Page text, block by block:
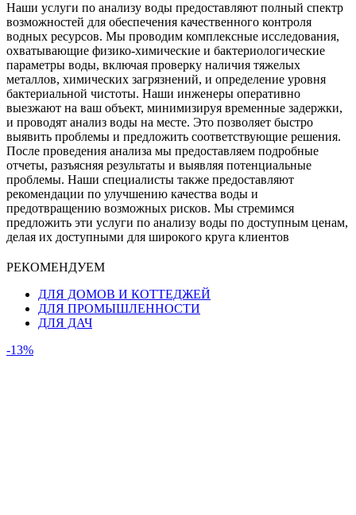
Наши услуги по анализу воды предоставляют полный спектр
возможностей для обеспечения качественного контроля
водных ресурсов. Мы проводим комплексные исследования,
охватывающие физико-химические и бактериологические
параметры воды, включая проверку наличия тяжелых
металлов, химических загрязнений, и определение уровня
бактериальной чистоты. Наши инженеры оперативно
выезжают на ваш объект, минимизируя временные задержки,
и проводят анализ воды на месте. Это позволяет быстро
выявить проблемы и предложить соответствующие решения.
После проведения анализа мы предоставляем подробные
отчеты, разъясняя результаты и выявляя потенциальные
проблемы. Наши специалисты также предоставляют
рекомендации по улучшению качества воды и
предотвращению возможных рисков. Мы стремимся
предложить эти услуги по анализу воды по доступным ценам,
делая их доступными для широкого круга клиентов
РЕКОМЕНДУЕМ
ДЛЯ ДОМОВ И КОТТЕДЖЕЙ
ДЛЯ ПРОМЫШЛЕННОСТИ
ДЛЯ ДАЧ
-13%